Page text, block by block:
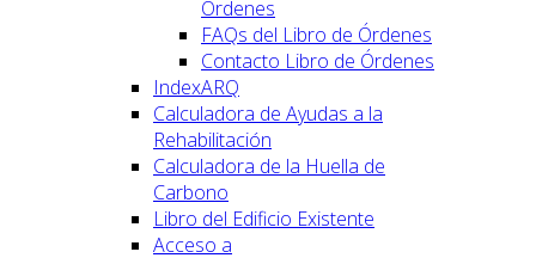
Órdenes
FAQs del Libro de Órdenes
Contacto Libro de Órdenes
IndexARQ
Calculadora de Ayudas a la
Rehabilitación
Calculadora de la Huella de
Carbono
Libro del Edificio Existente
Acceso a